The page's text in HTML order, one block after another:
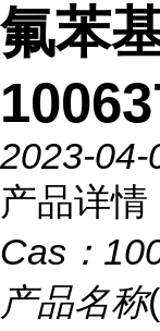
氟苯
2023-04-
产品详情
Cas：
产品名称